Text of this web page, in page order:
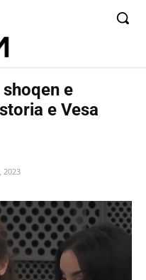
e
e Vesa
2023